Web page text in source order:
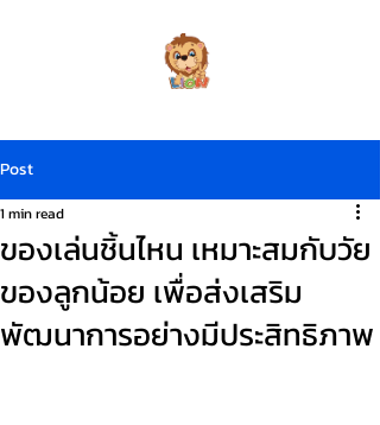
Post
ของเล่นชิ้นไหน เหมาะสมกับวัย
ของลูกน้อย เพื่อส่งเสริม
พัฒนาการอย่างมีประสิทธิภาพ
1 min read